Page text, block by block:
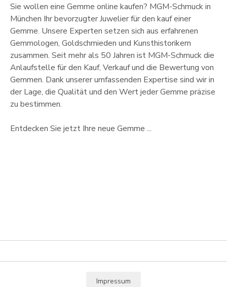
Sie wollen eine Gemme online kaufen? MGM-Schmuck in
München Ihr bevorzugter Juwelier für den kauf einer
Gemme. Unsere Experten setzen sich aus erfahrenen
Gemmologen, Goldschmieden und Kunsthistorikern
zusammen. Seit mehr als 50 Jahren ist MGM-Schmuck die
Anlaufstelle für den Kauf, Verkauf und die Bewertung von
Gemmen. Dank unserer umfassenden Expertise sind wir in
der Lage, die Qualität und den Wert jeder Gemme präzise
zu bestimmen.
Entdecken Sie jetzt Ihre neue Gemme ...
Impressum